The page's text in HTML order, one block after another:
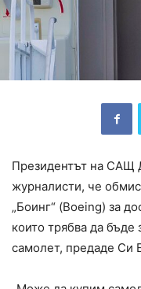
Президентът на САЩ
журналисти, че
„Боинг“ (Boeing) за
които трябва да бъде
самолет, предаде Си